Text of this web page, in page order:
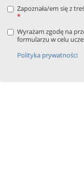
Zapoznała/em się z
*
Wyrażam zgodę na
formularzu w celu
Polityka prywatności